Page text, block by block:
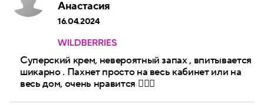
Анастасия
16.04.2024
Суперский крем, невероятный запах , впитывается
шикарно . Пахнет просто на весь кабинет или на
весь дом, очень нравится 👍🏻😍